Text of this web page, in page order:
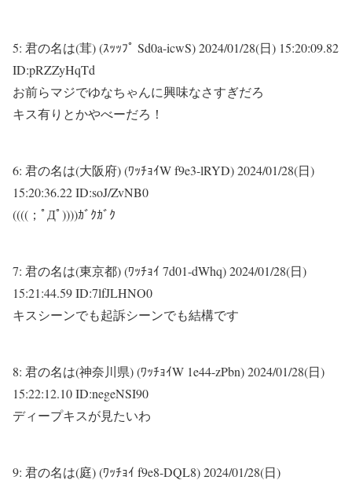
5: 君の名は(茸) (ｽｯｯﾌﾟ Sd0a-icwS)2024/01/28(日) 15:20:09.82
ID:pRZZyHqTd
お前らマジでゆなちゃんに興味なさすぎだろ
キス有りとかやべーだろ！
6: 君の名は(大阪府) (ﾜｯﾁｮｲW f9e3-lRYD)2024/01/28(日)
15:20:36.22 ID:soJ/ZvNB0
((((；ﾟДﾟ))))ｶﾞｸｶﾞｸ
7: 君の名は(東京都) (ﾜｯﾁｮｲ 7d01-dWhq)2024/01/28(日)
15:21:44.59 ID:7lfJLHNO0
キスシーンでも起訴シーンでも結構です
8: 君の名は(神奈川県) (ﾜｯﾁｮｲW 1e44-zPbn)2024/01/28(日)
15:22:12.10 ID:negeNSI90
ディープキスが見たいわ
9: 君の名は(庭) (ﾜｯﾁｮｲ f9e8-DQL8)2024/01/28(日)